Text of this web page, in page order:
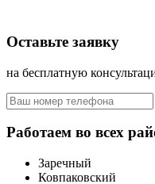
Оставьте заявку
на бесплатную
Работаем во всех
Заречный
Ковпаковский